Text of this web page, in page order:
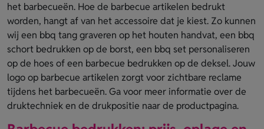
het barbecueën. Hoe de barbecue artikelen bedrukt
worden, hangt af van het accessoire dat je kiest. Zo kunnen
wij een bbq tang graveren op het houten handvat, een bbq
schort bedrukken op de borst, een bbq set personaliseren
op de hoes of een barbecue bedrukken op de deksel. Jouw
logo op barbecue artikelen zorgt voor zichtbare reclame
tijdens het barbecueën. Ga voor meer informatie over de
druktechniek en de drukpositie naar de productpagina.